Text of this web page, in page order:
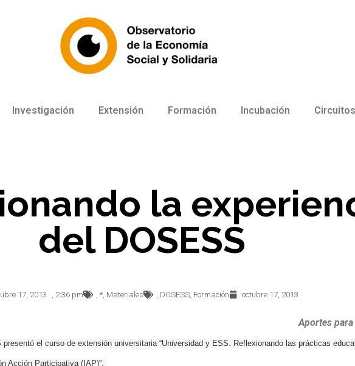
Investigación Extensión Formación Incubación Circuitos
la
del DOSESS
17, 2013 2:36 pm *, Materiales DOSESS, Formación octubre 17, 2013
Aportes
el curso de extensión universitaria “Universidad y ESS. Reflexionando las prácticas
Acción Participativa (IAP)”.